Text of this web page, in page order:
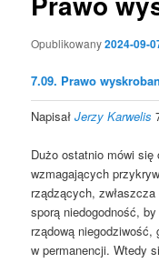
Opublikowany2024-09-
7.09. Prawo
NapisałJerzy Karwelis
Dużo ostatnio mówi
wzmagających
rządzących,
sporą niedogodność,
rządową niegodziwość,
w permanencji. Wtedy